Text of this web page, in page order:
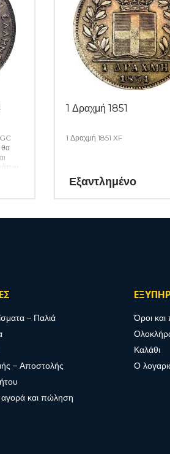
θα
1 Δραχμή 1851
1 Δραχμή 1851 XF
Εξαντλημένο
– Παλιά
– Αποστολής
αγορά και πώληση
Όροι και
Καλάθι
Ο